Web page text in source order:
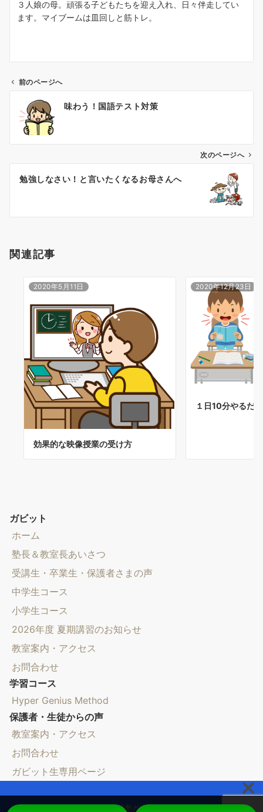
３人娘の母。頑張る子どもたちを迎え入れ、日々伴走してい
ます。マイブームは皿回しと筋トレ。
ン
前のページへ
味わう！国語テスト対策
次のページへ
勉強しなさい！と言いたくなるお母さんへ
関連記事
2020年5月11日
効果的な映像授業の受け方
2020年12月23日
１日10分やるだ
ガビット
ホーム
塾長＆教室長あいさつ
受講生・卒業生・保護者さまの声
中学生コース
小学生コース
2026年度 夏期講習のお知らせ
教室案内・アクセス
お問合わせ
学習コース
Hyper Genius Method
保護者・生徒からの声
教室案内・アクセス
お問合わせ
ガビット生専用ページ
© 自立学習塾ガビット学人